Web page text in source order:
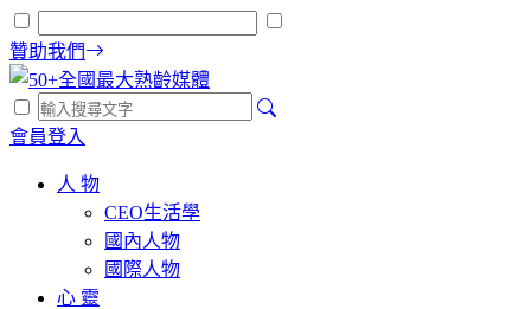
贊助我們
會員登入
人 物
CEO生活學
國內人物
國際人物
心 靈